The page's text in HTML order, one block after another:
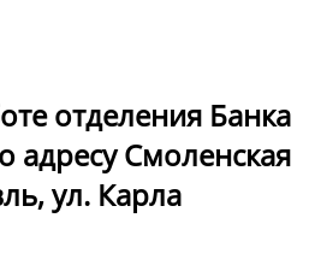
отделения Банка
адресу Смоленская
ул. Карла